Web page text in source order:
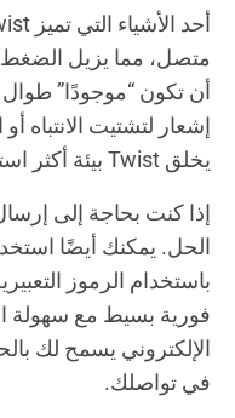
متصل، مما يزيل الضغط
أن تكون “موجودًا”
إشعار لتشتيت الانتباه
يخلق Twist بيئة أكثر استرخاءً، وهو أمر رائع لإنجاز الأمور.
باستخدام الرموز
فورية بسيط مع سهولة
الإلكتروني يسمح لك
في تواصلك.